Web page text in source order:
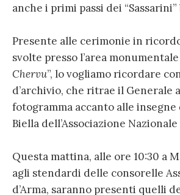
anche i primi passi dei
Presente alle cerimonie in
svolte presso l’area monumentale
Chervu”, lo vogliamo ricordare
d’archivio, che ritrae il Generale
fotogramma accanto alle
Biella dell’Associazione
Questa mattina, alle ore 10:30 a
agli stendardi delle consorelle
d’Arma, saranno presenti quelli